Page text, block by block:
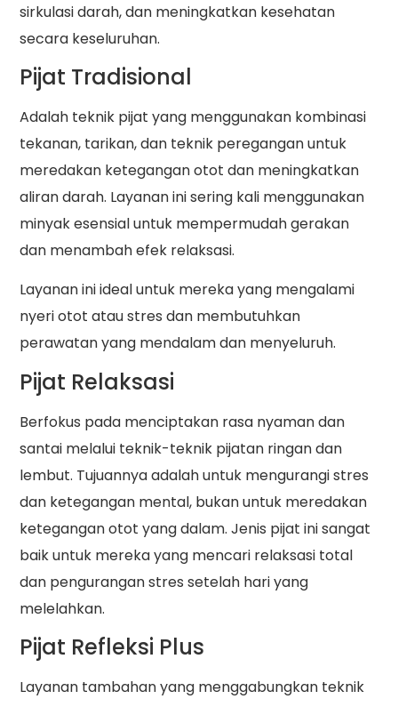
sirkulasi darah, dan meningkatkan kesehatan
secara keseluruhan.
Pijat Tradisional
Adalah teknik pijat yang menggunakan kombinasi
tekanan, tarikan, dan teknik peregangan untuk
meredakan ketegangan otot dan meningkatkan
aliran darah. Layanan ini sering kali menggunakan
minyak esensial untuk mempermudah gerakan
dan menambah efek relaksasi.
Layanan ini ideal untuk mereka yang mengalami
nyeri otot atau stres dan membutuhkan
perawatan yang mendalam dan menyeluruh.
Pijat Relaksasi
Berfokus pada menciptakan rasa nyaman dan
santai melalui teknik-teknik pijatan ringan dan
lembut. Tujuannya adalah untuk mengurangi stres
dan ketegangan mental, bukan untuk meredakan
ketegangan otot yang dalam. Jenis pijat ini sangat
baik untuk mereka yang mencari relaksasi total
dan pengurangan stres setelah hari yang
melelahkan.
Pijat Refleksi Plus
Layanan tambahan yang menggabungkan teknik